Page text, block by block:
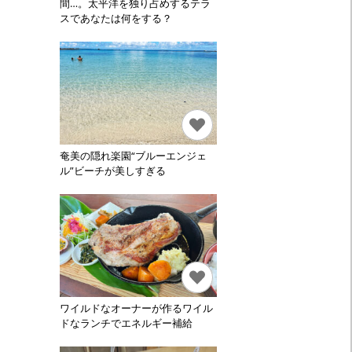
間…。太平洋を独り占めするテラ
スであなたは何をする？
奄美の隠れ楽園“ブルーエンジェ
ル”ビーチが美しすぎる
ワイルドなオーナーが作るワイル
ドなランチでエネルギー補給